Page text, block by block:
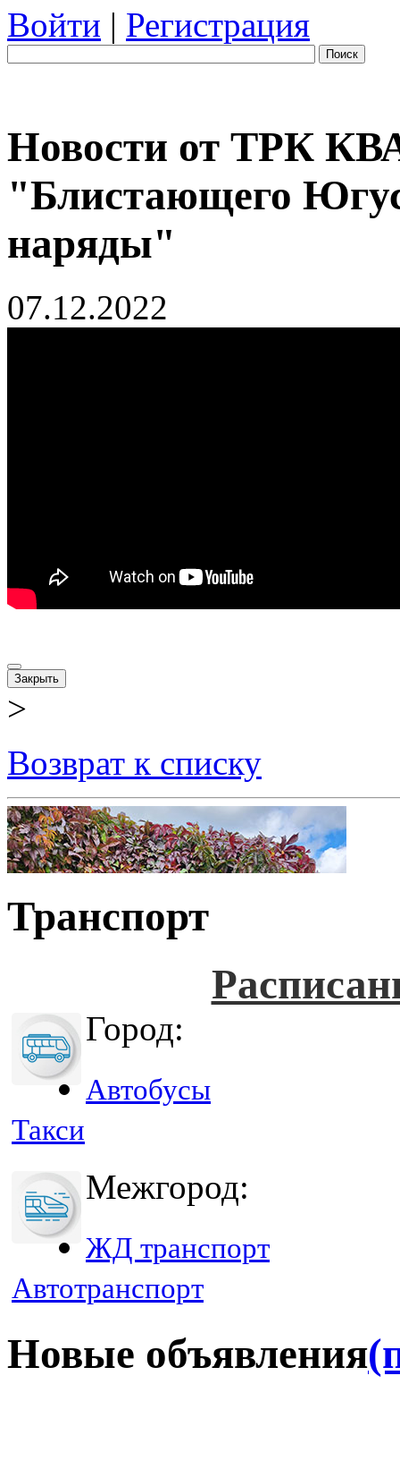
Войти | Регистрация
Поиск
Новости от ТРК
"Блистающего
наряды"
07.12.2022
Закрыть
>
Возврат к списку
Транспорт
Город:
Автобусы
Такси
Межгород:
ЖД транспорт
Автотранспорт
Новые объявления